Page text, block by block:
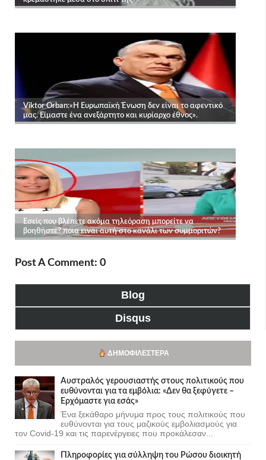
Post A Comment: 0
Blog
Disqus
ΔΗΜΟΦΙΛΈΣΤΕΡΑ
Αυστραλός γερουσιαστής στους πολιτικούς που
ευθύνονται για τα εμβόλια: «Δεν θα ξεφύγετε –
Ερχόμαστε για εσάς»
Ένα ξεκάθαρο μήνυμα προς τους πολιτικούς που
ευθύνονται για τους μαζικούς εμβολιασμούς για
τον Covid-19 και τις παρενέργειες που προκάλεσαν...
Πληροφορίες για σύλληψη του Ρώσου διοικητή